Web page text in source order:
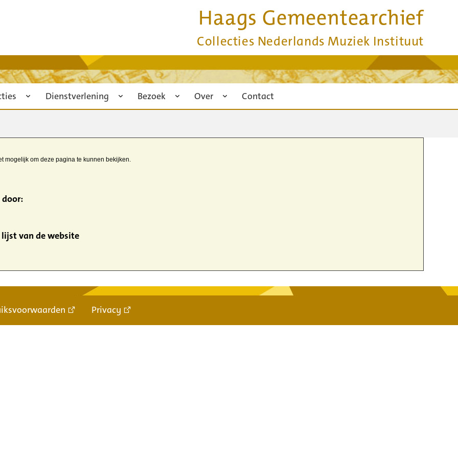
Haags Gemeentearchief
Collecties Nederlands Muziek Instituut
Dienstverlening Bezoek Over Contact
mogelijk om deze pagina te kunnen bekijken.
van de website
Privacy